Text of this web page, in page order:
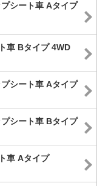
シート車 Aタイプ
車 Bタイプ 4WD
シート車 Aタイプ
シート車 Bタイプ
車 Aタイプ